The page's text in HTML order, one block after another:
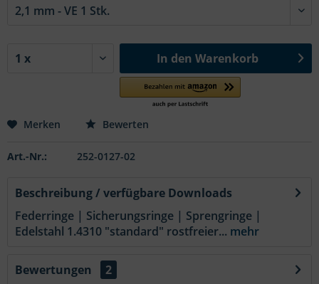
In den Warenkorb
Merken Bewerten
Art.-Nr.: 252-0127-02
Beschreibung / verfügbare Downloads
Federringe | Sicherungsringe | Sprengringe |
Edelstahl 1.4310 "standard" rostfreier... mehr
Bewertungen
2